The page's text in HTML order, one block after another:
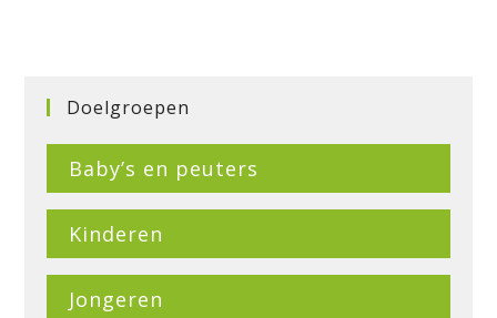
Doelgroepen
Baby’s en peuters
Kinderen
Jongeren